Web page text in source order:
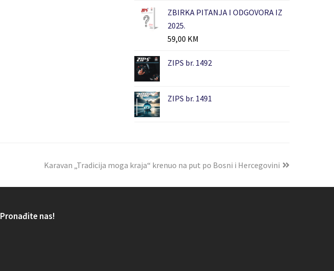
ZBIRKA PITANJA I ODGOVORA IZ
2025.
59,00 KM
ZIPS br. 1492
ZIPS br. 1491
Karavan „Tradicija moga kraja“ krenuo na put po Bosni i Hercegovini
Pronađite nas!